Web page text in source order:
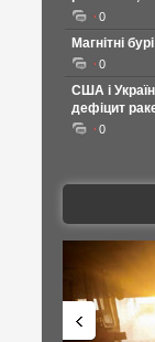
0
Магнітні
0
США і
дефіцит
0